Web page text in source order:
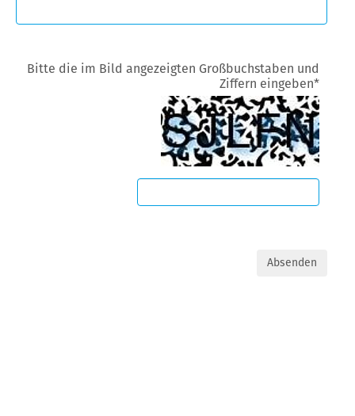
Bitte die im Bild angezeigten Großbuchstaben und
Ziffern eingeben*
Absenden